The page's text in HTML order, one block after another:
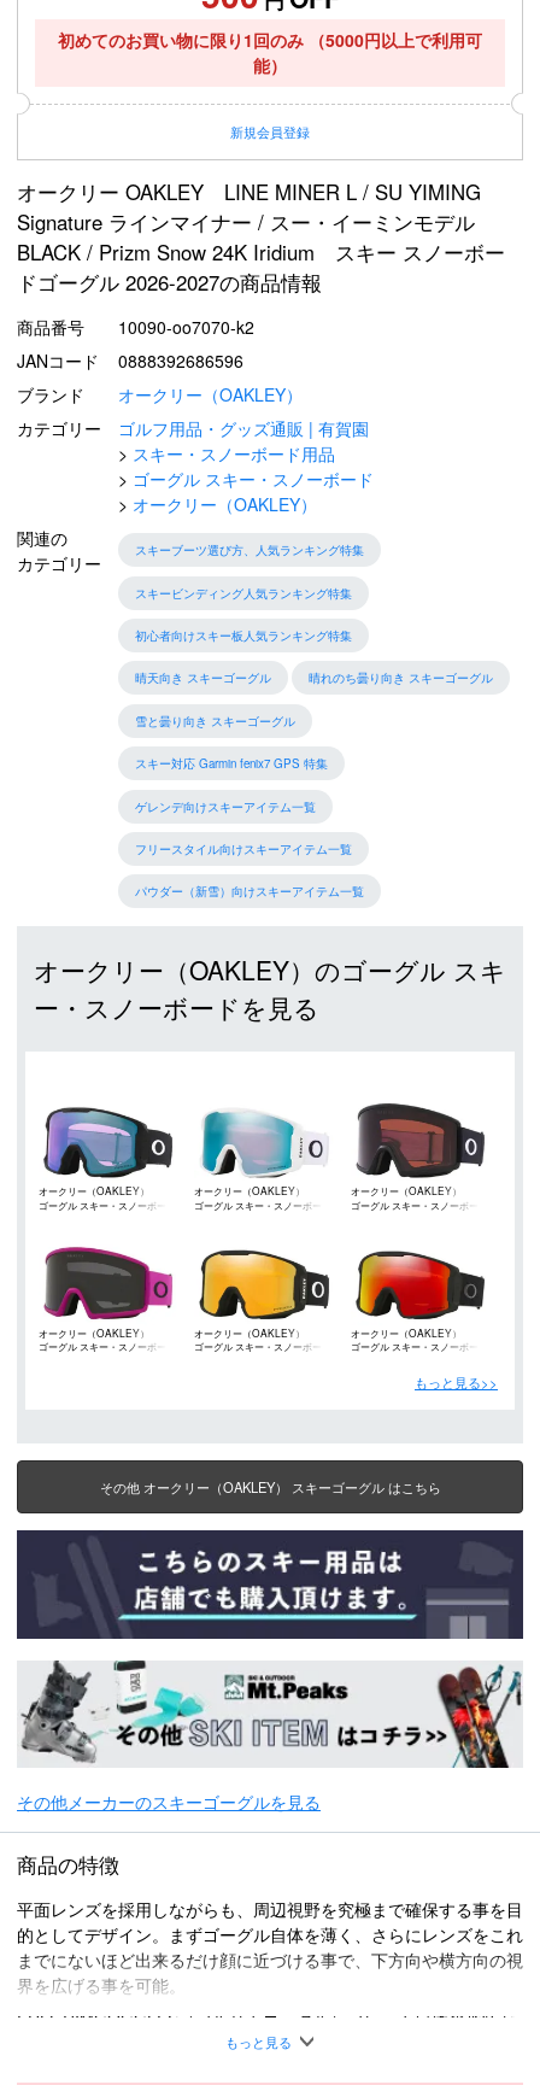
初めてのお買い物に限り1回のみ
（5000円以上で利用可
能）
新規会員登録
オークリー OAKLEY LINE MINER L / SU YIMING
Signature ラインマイナー / スー・イーミンモデル
BLACK / Prizm Snow 24K Iridium スキー スノーボー
ドゴーグル 2026-2027の商品情報
商品番号
10090-oo7070-k2
JANコード
0888392686596
ブランド
オークリー（OAKLEY）
カテゴリー
ゴルフ用品・グッズ通販 | 有賀園
スキー・スノーボード用品
ゴーグル スキー・スノーボード
オークリー（OAKLEY）
関連の
カテゴリー
スキーブーツ選び方、人気ランキング特集
スキービンディング人気ランキング特集
初心者向けスキー板人気ランキング特集
晴天向き スキーゴーグル 晴れのち曇り向き スキーゴーグル
雪と曇り向き スキーゴーグル
スキー対応 Garmin fenix7 GPS 特集
ゲレンデ向けスキーアイテム一覧
フリースタイル向けスキーアイテム一覧
パウダー（新雪）向けスキーアイテム一覧
オークリー（OAKLEY）のゴーグル スキ
ー・スノーボードを見る
オークリー（OAKLEY）
ゴーグル スキー・スノーボード
オークリー（OAKLEY）
ゴーグル スキー・スノーボード
オークリー（OAKLEY）
ゴーグル スキー・スノーボード
オークリー（OAKLEY）
ゴーグル スキー・スノーボード
オークリー（OAKLEY）
ゴーグル スキー・スノーボード
オークリー（OAKLEY）
ゴーグル スキー・スノーボード
もっと見る>>
その他 オークリー（OAKLEY） スキーゴーグル はこちら
その他メーカーのスキーゴーグルを見る
商品の特徴
平面レンズを採用しながらも、周辺視野を究極まで確保する事を目
的としてデザイン。まずゴーグル自体を薄く、さらにレンズをこれ
までにないほど出来るだけ顔に近づける事で、下方向や横方向の視
界を広げる事を可能。
FULL-RIMGOGGLES（フルリムゴーグル）フレーム自体の形状が
レンズ周りをすべてカバーし、更にキーロックでしっかりとレンズ
もっと見る